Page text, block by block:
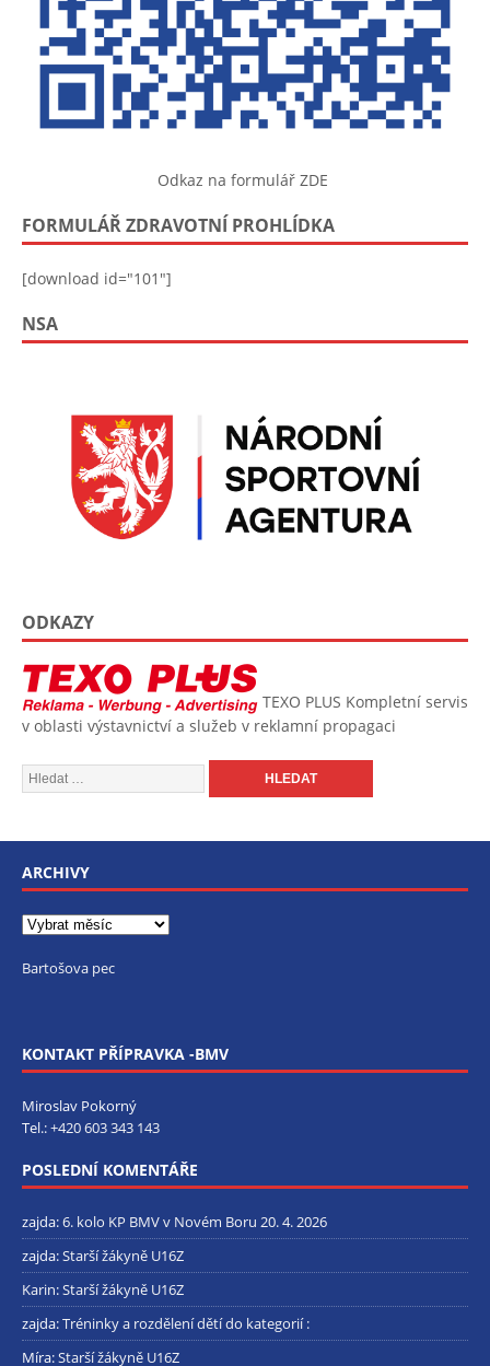
Odkaz na formulář ZDE
FORMULÁŘ ZDRAVOTNÍ PROHLÍDKA
[download id="101"]
NSA
ODKAZY
TEXO PLUS Kompletní servis
v oblasti výstavnictví a služeb v reklamní propagaci
ARCHIVY
Bartošova pec
KONTAKT PŘÍPRAVKA -BMV
Miroslav Pokorný
Tel.:+420 603 343 143
POSLEDNÍ KOMENTÁŘE
zajda:6. kolo KP BMV v Novém Boru 20. 4. 2026
zajda:Starší žákyně U16Z
Karin:Starší žákyně U16Z
zajda:Tréninky a rozdělení dětí do kategorií :
Míra:Starší žákyně U16Z